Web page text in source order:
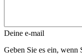
Deine e-mail
Geben Sie es ein, wenn